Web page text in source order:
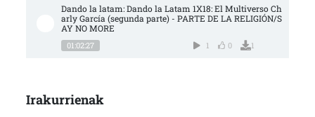
Dando la latam: Dando la Latam 1X18: El Multiverso Ch
arly García (segunda parte) - PARTE DE LA RELIGIÓN/S
AY NO MORE
01:02:27 1 0 1
Irakurrienak